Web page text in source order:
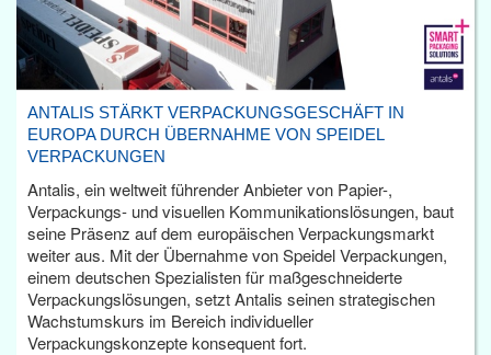
ANTALIS STÄRKT VERPACKUNGSGESCHÄFT IN
EUROPA DURCH ÜBERNAHME VON SPEIDEL
VERPACKUNGEN
Antalis, ein weltweit führender Anbieter von Papier-,
Verpackungs- und visuellen Kommunikationslösungen, baut
seine Präsenz auf dem europäischen Verpackungsmarkt
weiter aus. Mit der Übernahme von Speidel Verpackungen,
einem deutschen Spezialisten für maßgeschneiderte
Verpackungslösungen, setzt Antalis seinen strategischen
Wachstumskurs im Bereich individueller
Verpackungskonzepte konsequent fort.